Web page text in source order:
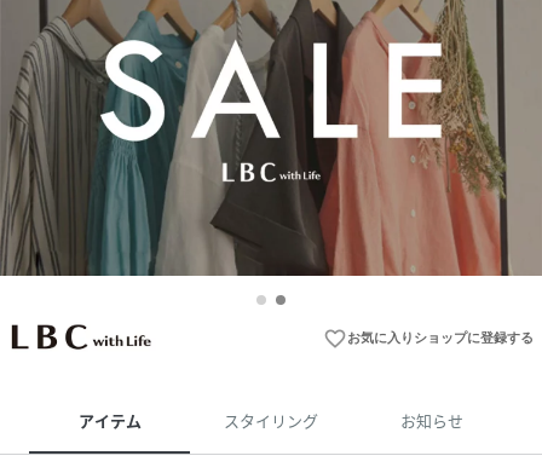
favorite_borderお気に入りショップに登録する
アイテム スタイリング お知らせ